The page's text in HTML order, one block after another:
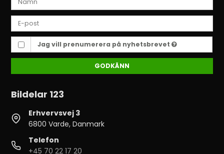
Jag vill prenumerera på nyhetsbrevet
GODKÄNN
Bildelar 123
Erhvervsvej 3
6800 Varde, Danmark
Telefon
+45 70 22 17 20